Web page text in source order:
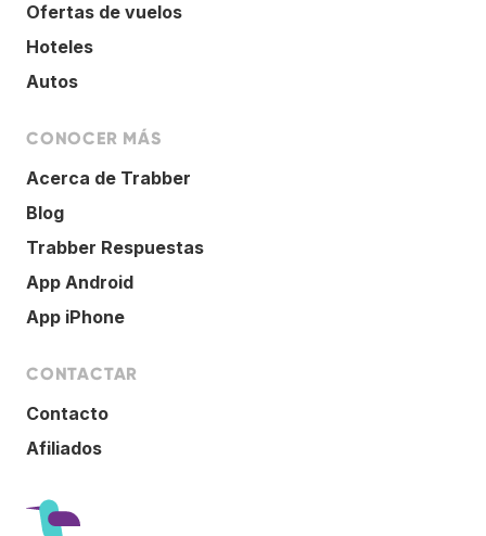
Ofertas de vuelos
Hoteles
Autos
CONOCER MÁS
Acerca de Trabber
Blog
Trabber Respuestas
App Android
App iPhone
CONTACTAR
Contacto
Afiliados